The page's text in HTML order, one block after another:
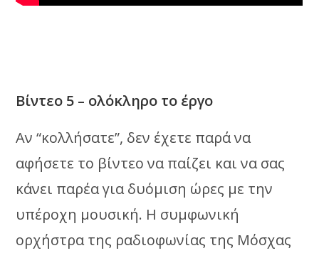
Βίντεο 5 – ολόκληρο το έργο
Αν “κολλήσατε”, δεν έχετε παρά να
αφήσετε το βίντεο να παίζει και να σας
κάνει παρέα για δυόμιση ώρες με την
υπέροχη μουσική. Η συμφωνική
ορχήστρα της ραδιοφωνίας της Μόσχας